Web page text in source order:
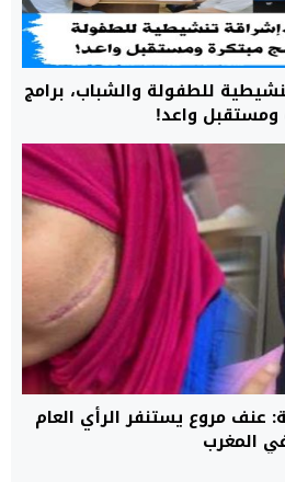
للطفولة والشباب، برامج
ومستقبل واعد!
مروع يستنفر الرأي العام
المغرب